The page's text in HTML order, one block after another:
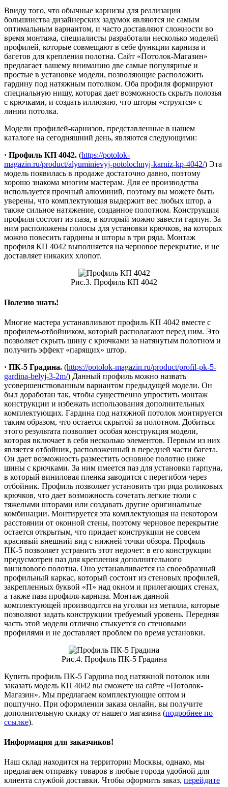
Ввиду того, что обычные карнизы для реализации
большинства дизайнерских задумок являются не самым
оптимальным вариантом, и часто доставляют сложности во
время монтажа, специалисты разработали несколько моделей
профилей, которые совмещают в себе функции карниза и
багетов для крепления полотна. Сайт «Потолок-Магазин»
предлагает вашему вниманию две самые популярные и
простые в установке модели, позволяющие расположить
гардину под натяжным потолком. Оба профиля формируют
специальную нишу, которая дает возможность скрыть полозья
с крючками, и создать иллюзию, что шторы «струятся» с
линии потолка.
Модели профилей-карнизов, представленные в нашем
каталоге на сегодняшний день, являются следующими:
· Профиль КП 4042. (https://potolok-
magazin.ru/product/alyuminievyj-potolochnyj-karniz-kp-4042/) Эта
модель появилась в продаже достаточно давно, поэтому
хорошо знакома многим мастерам. Для ее производства
используется прочный алюминий, поэтому вы можете быть
уверены, что комплектующая выдержит вес любых штор, а
также сильное натяжение, созданное полотном. Конструкция
профиля состоит из паза, в который можно завести гарпун. За
ним расположены полосы для установки крючков, на которых
можно повесить гардины и шторы в три ряда. Монтаж
профиля КП 4042 выполняется на черновое перекрытие, и не
доставляет никаких хлопот.
Рис.3. Профиль КП 4042
Полезно знать!
Многие мастера устанавливают профиль КП 4042 вместе с
профилем-отбойником, который располагают перед ним. Это
позволяет скрыть шину с крючками за натянутым полотном и
получить эффект «парящих» штор.
· ПК-5 Градина. (https://potolok-magazin.ru/product/profil-pk-5-
gardina-belyj-3-2m/) Данный профиль можно назвать
усовершенствованным вариантом предыдущей модели. Он
был доработан так, чтобы существенно упростить монтаж
конструкции и избежать использования дополнительных
комплектующих. Гардина под натяжной потолок монтируется
таким образом, что остается скрытой за полотном. Добиться
этого результата позволяет особая конструкция модели,
которая включает в себя несколько элементов. Первым из них
является отбойник, расположенный в передней части багета.
Он дает возможность разместить основное полотно ниже
шины с крючками. За ним имеется паз для установки гарпуна,
в который виниловая пленка заводится с перегибом через
отбойник. Профиль позволяет установить три ряда роликовых
крючков, что дает возможность сочетать легкие тюли с
тяжелыми шторами или создавать другие оригинальные
комбинации. Монтируется эта комплектующая на некотором
расстоянии от оконной стены, поэтому черновое перекрытие
остается открытым, что придает конструкции не совсем
красивый внешний вид с нижней точки обзора. Профиль
ПК-5 позволяет устранить этот недочет: в его конструкции
предусмотрен паз для крепления дополнительного
винилового полотна. Оно устанавливается на своеобразный
профильный каркас, который состоит из стеновых профилей,
закрепленных буквой «П» над окном и прилегающих стенах,
а также паза профиля-карниза. Монтаж данной
комплектующей производится на уголки из металла, которые
позволяют задать конструкции требуемый уровень. Передняя
часть этой модели отлично стыкуется со стеновыми
профилями и не доставляет проблем по время установки.
Рис.4. Профиль ПК-5 Градина
Купить профиль ПК-5 Гардина под натяжной потолок или
заказать модель КП 4042 вы сможете на сайте «Потолок-
Магазин». Мы предлагаем комплектующие оптом и
поштучно. При оформлении заказа онлайн, вы получите
дополнительную скидку от нашего магазина (подробнее по
ссылке).
Информация для заказчиков!
Наш склад находится на территории Москвы, однако, мы
предлагаем отправку товаров в любые города удобной для
клиента службой доставки. Чтобы оформить заказ, перейдите